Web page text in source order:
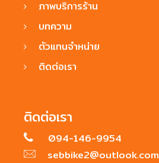
ภาพบริการร้าน
บทความ
ตัวแทนจำหน่าย
ติดต่อเรา
ติดต่อเรา
094-146-9954
sebbike2@outlook.com